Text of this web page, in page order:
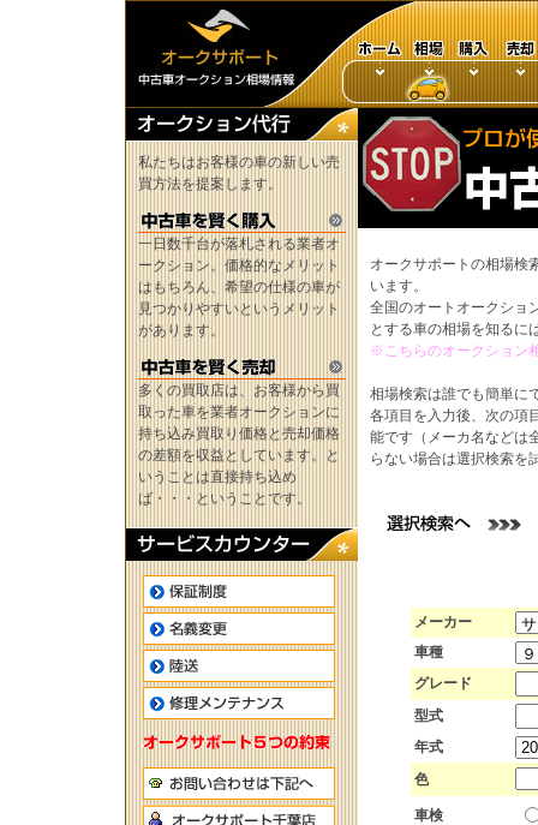
私たちはお客様の車の新しい売
買方法を提案します。
一日数千台が落札される業者オ
ークション。価格的なメリット
はもちろん、希望の仕様の車が
見つかりやすいというメリット
があります。
多くの買取店は、お客様から買
取った車を業者オークションに
持ち込み買取り価格と売却価格
の差額を収益としています。と
いうことは直接持ち込め
ば・・・ということです。
オークサポートの相場検
います。
全国のオートオークショ
とする車の相場を知るに
※こちらのオークション
相場検索は誰でも簡単に
各項目を入力後、次の項
能です（メーカ名などは
らない場合は選択検索を
メーカー
車種
グレード
型式
年式
色
車検